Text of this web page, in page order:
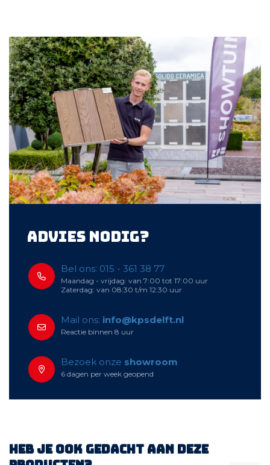
Advies nodig?
Bel ons: 015 - 361 38 77
Maandag - vrijdag: van 7:00 tot 17:00 uur
Zaterdag: van 08:30 t/m 12:30 uur
Mail ons: info@kpsdelft.nl
Reactie binnen 8 uur
Bezoek onze showroom
6 dagen per week geopend
Heb je ook gedacht aan deze